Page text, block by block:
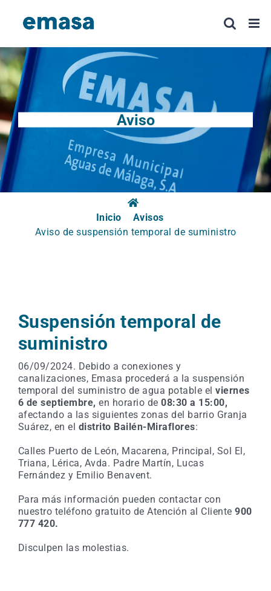
Aviso
Inicio
Avisos
Aviso de suspensión temporal de suministro
Suspensión temporal de
suministro
06/09/2024. Debido a conexiones y
canalizaciones, Emasa procederá a la suspensión
temporal del suministro de agua potable elviernes
6 de septiembre, en horario de08:30 a 15:00,
afectando a las siguientes zonas del barrio Granja
Suárez, en el distrito Bailén-Miraflores:
Calles Puerto de León, Macarena, Principal, Sol El,
Triana, Lérica, Avda. Padre Martín, Lucas
Fernández y Emilio Benavent.
Para más información pueden contactar con
nuestro teléfono gratuito de Atención al Cliente900
777 420.
Disculpen las molestias.